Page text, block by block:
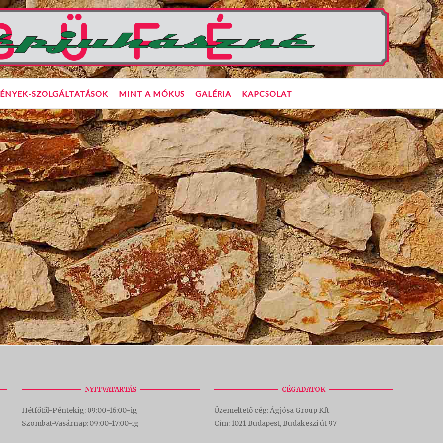
SZOLGÁLTATÁSOK MINT A MÓKUS GALÉRIA KAPCSOLAT
NYITVATARTÁS
Hétfőtől-Péntekig: 09:00-16:00-ig
Szombat-Vasárnap: 09:00-17:00-ig
CÉGADATOK
Üzemeltető cég: Ágjósa Group Kft
Cím: 1021 Budapest, Budakeszi út 97